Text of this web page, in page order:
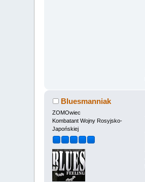
Bluesmanniak
ZOMOwiec
Kombatant Wojny Rosyjsko-
Japońskiej